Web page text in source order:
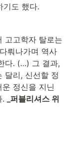
기도 했다.
고고학자 탈로는
뤄나가며 역사
다. (…) 그 결과,
달리, 신선할 정
정신을 지닌
.
_퍼블리셔스 위